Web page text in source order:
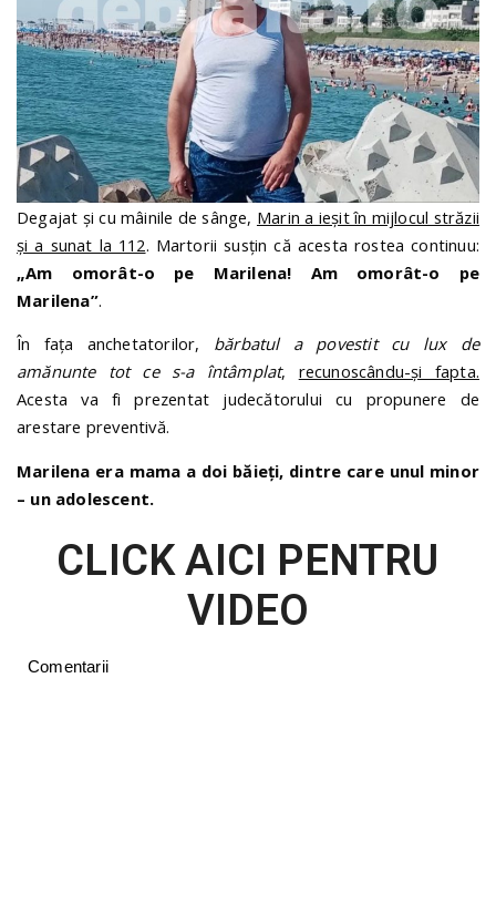
Degajat și cu mâinile de sânge, Marin a ieșit în mijlocul străzii
și a sunat la 112. Martorii susțin că acesta rostea continuu:
„Am omorât-o pe Marilena! Am omorât-o pe
Marilena”.
În fața anchetatorilor, bărbatul a povestit cu lux de
amănunte tot ce s-a întâmplat, recunoscându-și fapta.
Acesta va fi prezentat judecătorului cu propunere de
arestare preventivă.
Marilena era mama a doi băieți, dintre care unul minor
– un adolescent.
CLICK AICI PENTRU
VIDEO
Comentarii